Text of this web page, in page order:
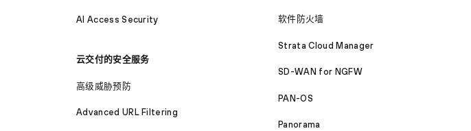
AI Access Security
云交付的安全服务
高级威胁预防
Advanced URL Filtering
软件防火墙
Strata Cloud Manager
SD-WAN for NGFW
PAN-OS
Panorama